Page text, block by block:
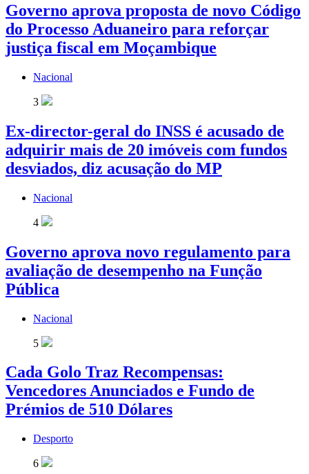
Governo aprova proposta de novo Código
do Processo Aduaneiro para reforçar
justiça fiscal em Moçambique
Nacional
3
Ex-director-geral do INSS é acusado de
adquirir mais de 20 imóveis com fundos
desviados, diz acusação do MP
Nacional
4
Governo aprova novo regulamento para
avaliação de desempenho na Função
Pública
Nacional
5
Cada Golo Traz Recompensas:
Vencedores Anunciados e Fundo de
Prémios de 510 Dólares
Desporto
6